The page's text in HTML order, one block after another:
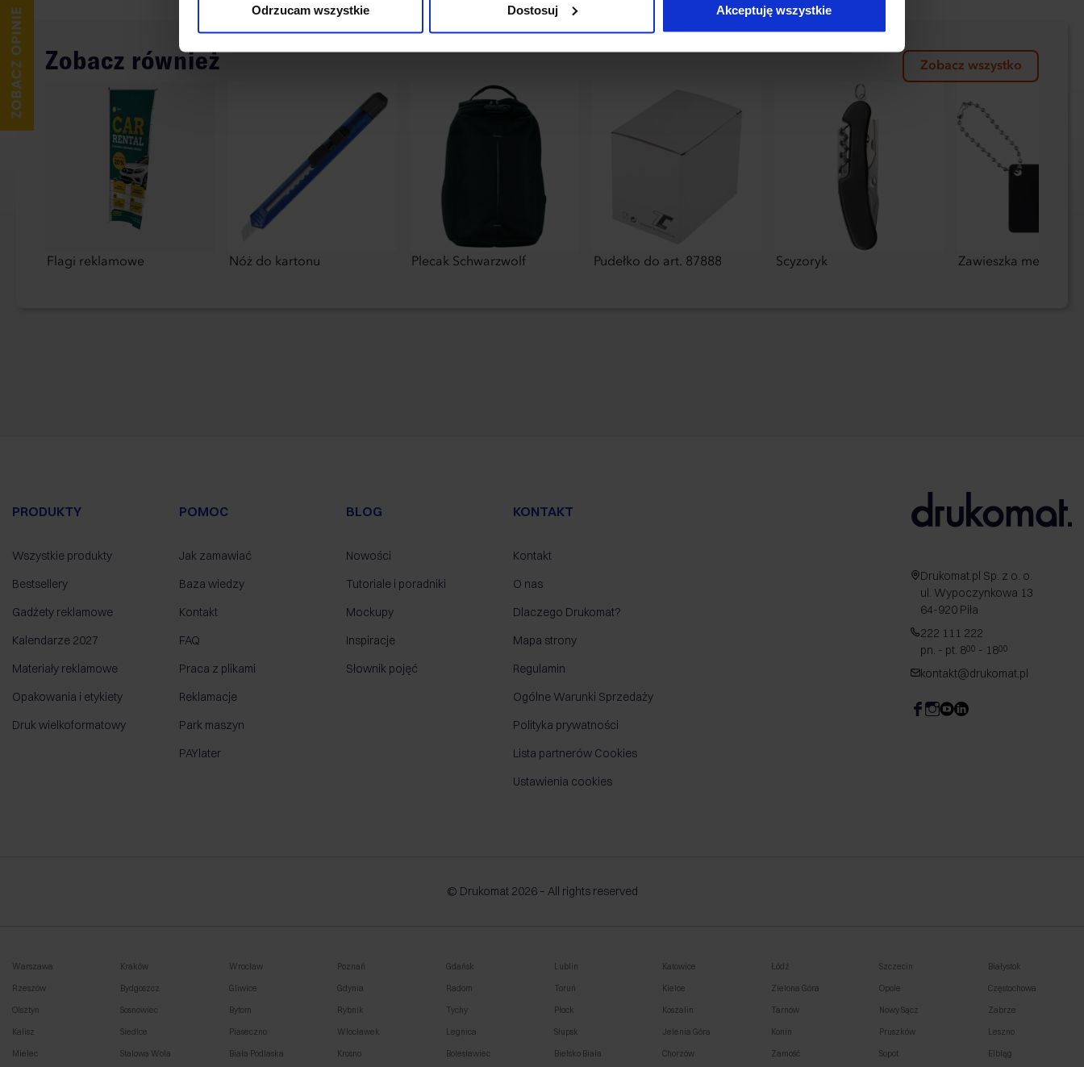
Odrzucam wszystkie
Dostosuj Akceptuję wszystkie
Zobacz również Zobacz wszystko
Flagi reklamowe Nóż do kartonu Plecak Schwarzwolf Pudełko do art. 87888 Scyzoryk Zawieszka metalowa
PRODUKTY
Wszystkie produkty
Bestsellery
Gadżety reklamowe
Kalendarze 2027
Materiały reklamowe
Opakowania i etykiety
Druk wielkoformatowy
POMOC
Jak zamawiać
Baza wiedzy
Kontakt
FAQ
Praca z plikami
Reklamacje
Park maszyn
PAYlater
BLOG
Nowości
Tutoriale i poradniki
Mockupy
Inspiracje
Słownik pojęć
KONTAKT
Kontakt
O nas
Dlaczego Drukomat?
Mapa strony
Regulamin
Ogólne Warunki Sprzedaży
Polityka prywatności
Lista partnerów Cookies
Ustawienia cookies
Drukomat.pl Sp. z o. o.
ul. Wypoczynkowa 13
64-920 Piła
222 111 222
pn. - pt. 800 - 1800
kontakt@drukomat.pl
© Drukomat 2026 – All rights reserved
Warszawa Kraków Wrocław Poznań Gdańsk Lublin Katowice Łódź Szczecin Białystok
Rzeszów Bydgoszcz Gliwice Gdynia Radom Toruń Kielce Zielona Góra Opole Częstochowa
Olsztyn Sosnowiec Bytom Rybnik Tychy Płock Koszalin Tarnów Nowy Sącz Zabrze
Kalisz Siedlce Piaseczno Włocławek Legnica Słupsk Jelenia Góra Konin Pruszków Leszno
Mielec Stalowa Wola Biała Podlaska Krosno Bolesławiec Bielsko Biała Chorzów Zamość Sopot Elbląg